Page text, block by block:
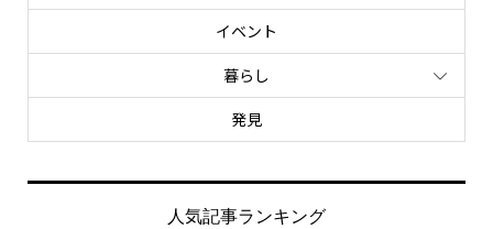
イベント
暮らし
発見
人気記事ランキング